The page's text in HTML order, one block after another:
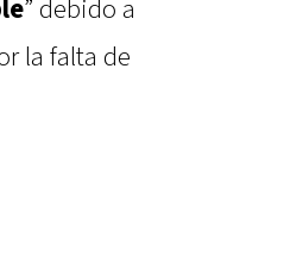
” debido a
la falta de